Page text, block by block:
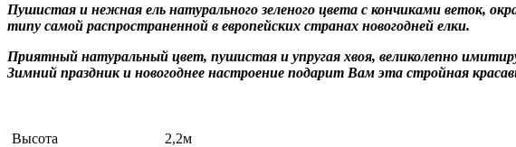
Пушистая и нежная ель натурального зеленого цвета с кончиками веток,
типу самой распространенной в европейских странах новогодней елки.
Приятный натуральный цвет, пушистая и упругая хвоя, великолепно
Зимний праздник и новогоднее настроение подарит Вам эта стройная
Высота
2,2м